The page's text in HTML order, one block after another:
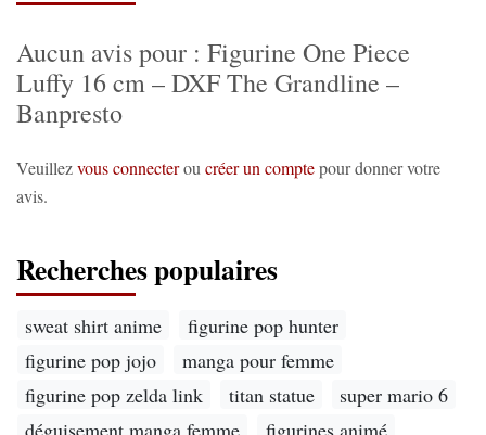
Aucun avis pour : Figurine One Piece
Luffy 16 cm – DXF The Grandline –
Banpresto
Veuillezvous connecterou créer un comptepour donner votre
avis.
Recherches populaires
sweat shirt anime
figurine pop hunter
figurine pop jojo
manga pour femme
figurine pop zelda link
titan statue
super mario 6
déguisement manga femme
figurines animé